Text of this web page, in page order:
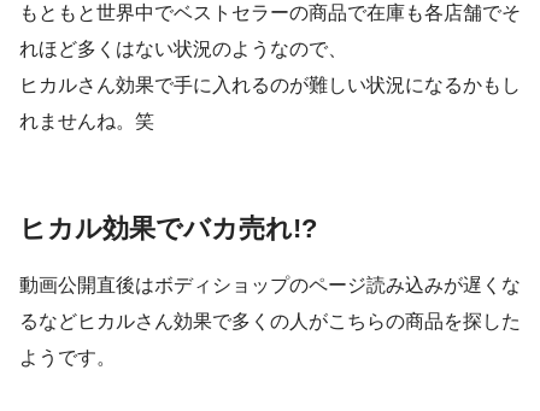
もともと世界中でベストセラーの商品で在庫も各店舗でそ
れほど多くはない状況のようなので、
ヒカルさん効果で手に入れるのが難しい状況になるかもし
れませんね。笑
ヒカル効果でバカ売れ!?
動画公開直後はボディショップのページ読み込みが遅くな
るなどヒカルさん効果で多くの人がこちらの商品を探した
ようです。